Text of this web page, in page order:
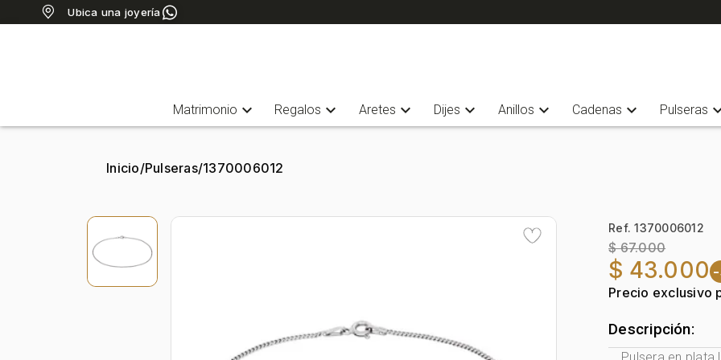
Ubica una joyería
Matrimonio expand_more Regalos expand_more Aretes expand_more Dijes expand_more Anillos expand_more Cadenas expand_more Pulseras
Inicio/Pulseras/1370006012
Ref. 1370006012
$ 67.000
$ 43.000
Precio exclusivo
Descripción: